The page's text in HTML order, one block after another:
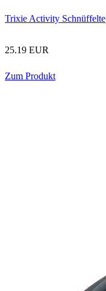
Trixie Activity
25.19 EUR
Zum Produkt